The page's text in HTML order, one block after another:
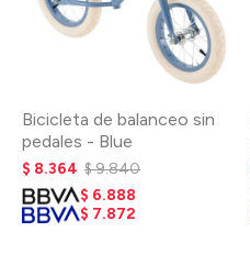
Bicicleta de balanceo sin
pedales - Blue
$ 8.364 $9.840
$ 6.888
$ 7.872